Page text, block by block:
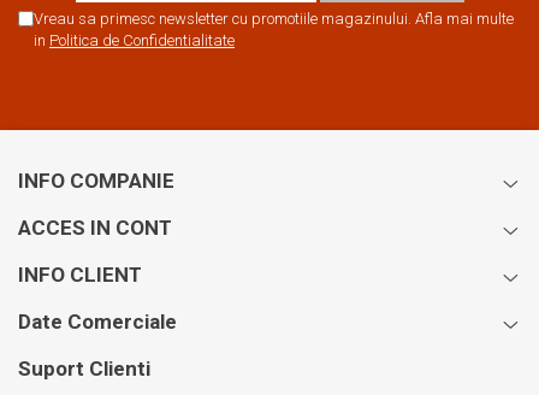
Vreau sa primesc newsletter cu promotiile magazinului. Afla mai multe
in Politica de Confidentialitate
INFO COMPANIE
ACCES IN CONT
INFO CLIENT
Date Comerciale
Suport Clienti